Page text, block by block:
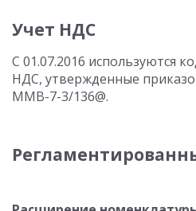
Учет НДС
С 01.07.2016 используются
НДС, утвержденные
ММВ-7-3/136@.